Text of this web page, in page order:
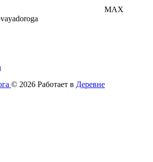
MAX
© 2026 Работает в Деревне